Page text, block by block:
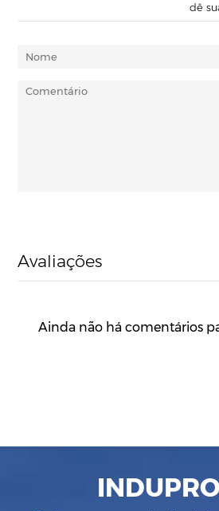
dê
Avaliações
Ainda não há comentários